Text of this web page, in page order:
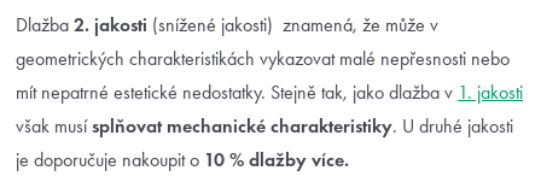
Dlažba 2. jakosti (snížené jakosti) znamená, že může v
geometrických charakteristikách vykazovat malé nepřesnosti nebo
mít nepatrné estetické nedostatky. Stejně tak, jako dlažba v 1. jakosti
však musísplňovat mechanické charakteristiky. U druhé jakosti
je doporučuje nakoupit o 10 % dlažby více.